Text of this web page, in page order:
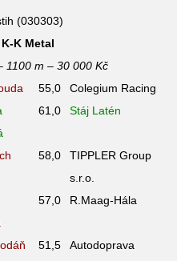
(030303)
K Metal
1100 m – 30 000 Kč
55,0
Colegium Racing
61,0 Stáj Latén
58,0
TIPPLER Group
s.r.o.
57,0 R.Maag-Hála
51,5
Autodoprava